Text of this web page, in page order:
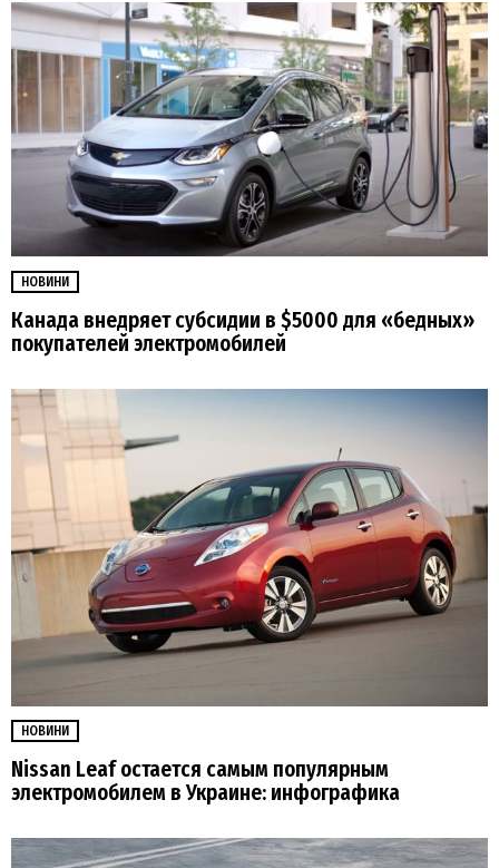
НОВИНИ
Канада внедряет субсидии в $5000 для «бедных»
покупателей электромобилей
НОВИНИ
Nissan Leaf остается самым популярным
электромобилем в Украине: инфографика